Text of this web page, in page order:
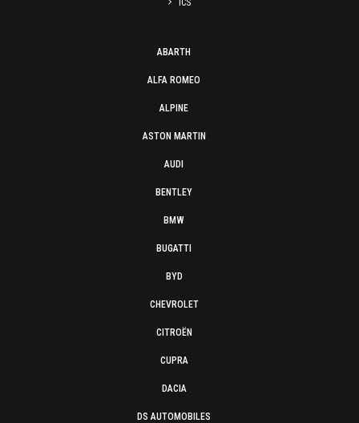
ICS
ABARTH
ALFA ROMEO
ALPINE
ASTON MARTIN
AUDI
BENTLEY
BMW
BUGATTI
BYD
CHEVROLET
CITROËN
CUPRA
DACIA
DS AUTOMOBILES